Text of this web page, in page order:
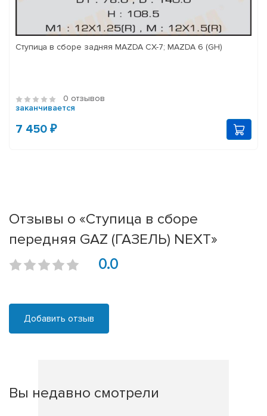
Ступица в сборе задняя MAZDA CX-7; MAZDA 6 (GH)
0 отзывов
заканчивается
7 450 ₽
Отзывы о «Ступица в сборе
передняя GAZ (ГАЗЕЛЬ) NEXT»
0.0
Добавить отзыв
Вы недавно смотрели